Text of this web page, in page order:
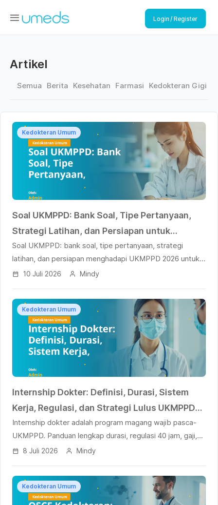
Login / Register
Artikel
Semua Berita Kesehatan Farmasi Kedokteran Gigi
Kedokteran Umum
Soal UKMPPD: Bank Soal, Tipe Pertanyaan,
Strategi Latihan, dan Persiapan untuk
Mahasiswa Kedokteran
Soal UKMPPD: bank soal, tipe pertanyaan, strategi
latihan, dan persiapan menghadapi UKMPPD 2026 untuk
mahasiswa kedokteran.
10 Juli 2026 Mindy
Kedokteran Umum
Internship Dokter: Definisi, Durasi, Sistem
Kerja, Regulasi, dan Strategi Lulus UKMPPD
untuk Dokter Muda Indonesia
Internship dokter adalah program magang wajib pasca-
UKMPPD. Panduan lengkap durasi, regulasi 40 jam, gaji,
dan tips lulus untuk dokter muda.
8 Juli 2026 Mindy
Kedokteran Umum